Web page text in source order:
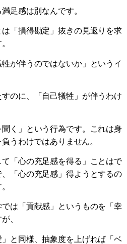
足感は別なんです。
「損得勘定」抜きの見返りを求
が伴うのではないか」というイ
のに、「自己犠牲」が伴うわけ
く」という行為です。これは身
うわけではありません。
て「心の充足感を得る」ことはで
「心の充足感」得ようとするの
は「貢献感」というものを「幸
、
と同様、抽象度を上げれば「ベ